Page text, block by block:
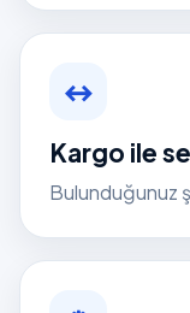
↔
Kargo ile
Bulunduğunuz